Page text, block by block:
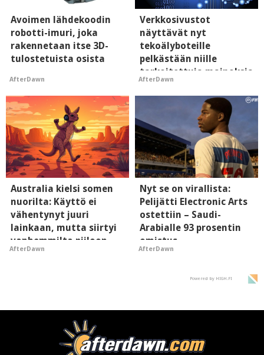
Avoimen lähdekoodin
robotti-imuri, joka
rakennetaan itse 3D-
tulostetuista osista
AfterDawn
Verkkosivustot
näyttävät nyt
tekoälyboteille
pelkästään niille
tarkoitettuja mainoksia
- vaikuttaa tekoälyn
mielikuvaan brändistä
AfterDawn
Australia kielsi somen
nuorilta: Käyttö ei
vähentynyt juuri
lainkaan, mutta siirtyi
vanhemmilta piiloon
AfterDawn
Nyt se on virallista:
Pelijätti Electronic Arts
ostettiin – Saudi-
Arabialle 93 prosentin
omistus
AfterDawn
Powered by HIGH.FI